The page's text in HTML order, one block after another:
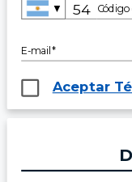
▼ Código
E-mail*
Aceptar